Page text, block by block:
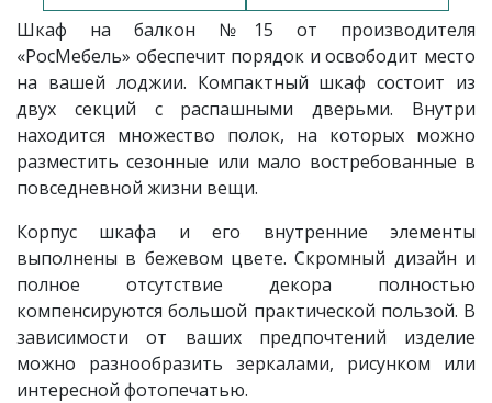
Шкаф на балкон №15 от производителя
«РосМебель» обеспечит порядок и освободит место
на вашей лоджии. Компактный шкаф состоит из
двух секций с распашными дверьми. Внутри
находится множество полок, на которых можно
разместить сезонные или мало востребованные в
повседневной жизни вещи.
Корпус шкафа и его внутренние элементы
выполнены в бежевом цвете. Скромный дизайн и
полное отсутствие декора полностью
компенсируются большой практической пользой. В
зависимости от ваших предпочтений изделие
можно разнообразить зеркалами, рисунком или
интересной фотопечатью.